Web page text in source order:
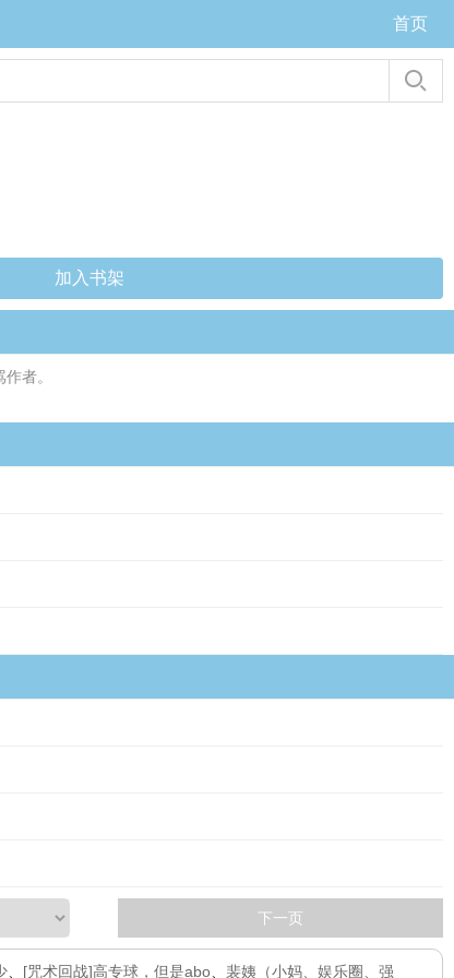
首页
加入书架
者。
下一页
[咒术回战]高专球，但是abo 裴姨（小妈、娱乐圈、强